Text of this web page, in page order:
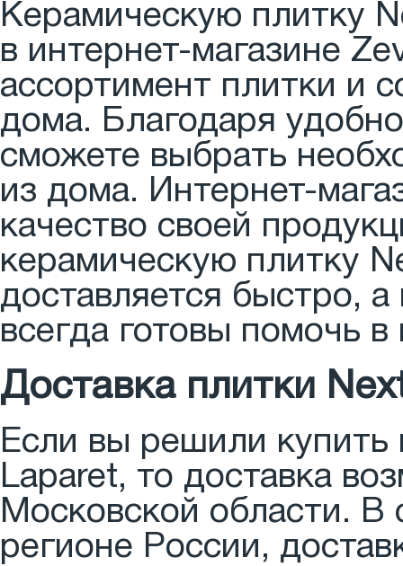
Керамическую плитку
в интернет-магазине
ассортимент плитки и
дома. Благодаря
сможете выбрать
из дома. Интернет-
качество своей
керамическую плитку
доставляется быстро,
всегда готовы помочь
Доставка плитки
Если вы решили
Laparet, то доставка
Московской области. В
регионе России,